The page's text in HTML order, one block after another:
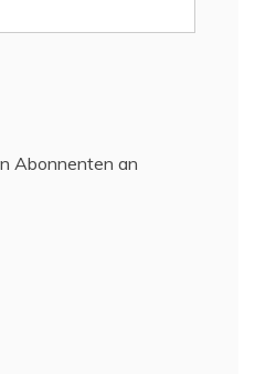
Abonnenten an